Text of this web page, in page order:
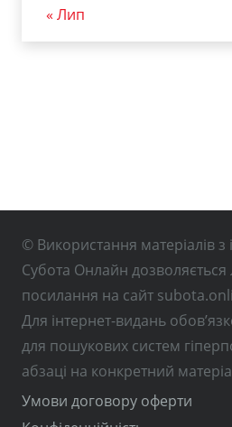
« Лип
© Використання матеріалів з
Субота Онлайн
посилання на сайт
Для інтернет-видань
для пошукових систем
абзаці на конкретний
Умови договору оферти